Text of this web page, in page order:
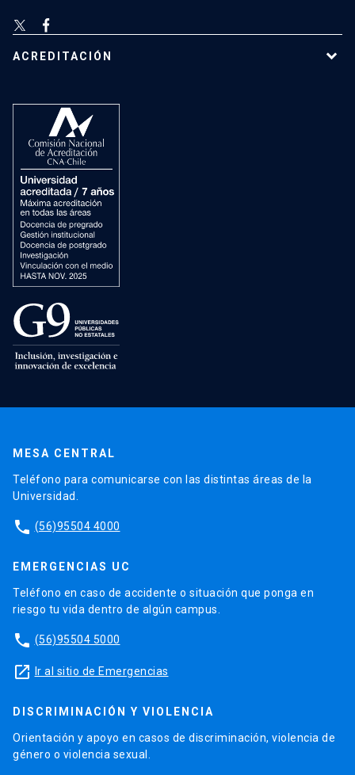
ACREDITACIÓN
MESA CENTRAL
Teléfono para comunicarse con las distintas áreas de la
Universidad.
phone (56)95504 4000
EMERGENCIAS UC
Teléfono en caso de accidente o situación que ponga en
riesgo tu vida dentro de algún campus.
phone (56)95504 5000
launch Ir al sitio de Emergencias
DISCRIMINACIÓN Y VIOLENCIA
Orientación y apoyo en casos de discriminación, violencia de
género o violencia sexual.